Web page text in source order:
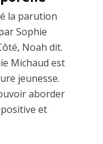
la parution
Sophie
Noah dit.
Michaud est
jeunesse.
aborder
et